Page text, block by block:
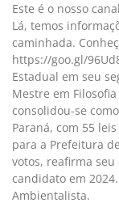
Este é o nosso
Lá, temos
caminhada.
https://goo.gl/
Estadual em seu
Mestre em
consolidou-se
Paraná, com 55
para a Prefeitura
votos, reafirma
candidato em
Ambientalista.